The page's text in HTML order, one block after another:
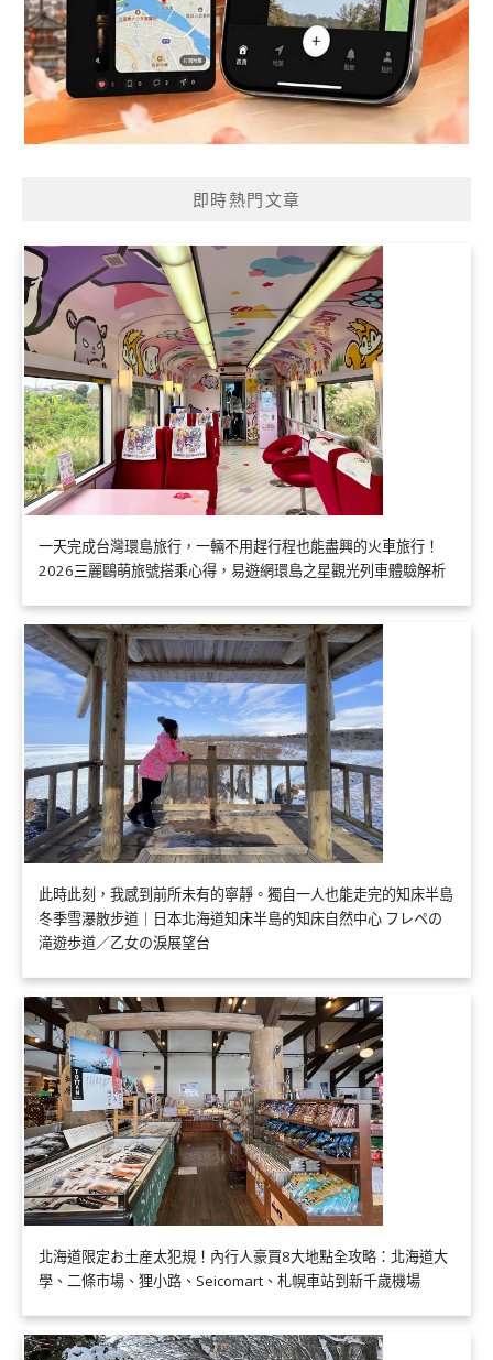
即時熱門文章
一天完成台灣環島旅行，一輛不用趕行程也能盡興的火車旅行！
2026三麗鷗萌旅號搭乘心得，易遊網環島之星觀光列車體驗解析
此時此刻，我感到前所未有的寧靜。獨自一人也能走完的知床半島
冬季雪瀑散步道｜日本北海道知床半島的知床自然中心 フレペの
滝遊歩道／乙女の淚展望台
北海道限定お土産太犯規！內行人豪買8大地點全攻略：北海道大
學、二條市場、狸小路、Seicomart、札幌車站到新千歲機場